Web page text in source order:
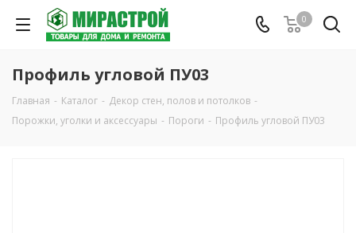
0
Профиль угловой ПУ03
Главная - Каталог - Декор стен, полов и потолков -
Порожки, уголки и аксессуары - Пороги - Профиль угловой ПУ03